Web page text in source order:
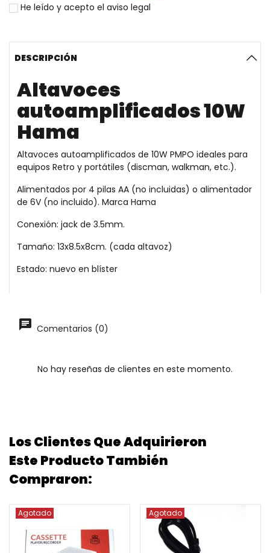
He leído y acepto el aviso legal
DESCRIPCIÓN
Altavoces
autoamplificados 10W
Hama
Altavoces autoamplificados de 10W PMPO ideales para
equipos Retro y portátiles (discman, walkman, etc.).
Alimentados por 4 pilas AA (no incluidas) o alimentador
de 6V (no incluido). Marca Hama
Conexión: jack de 3.5mm.
Tamaño: 13x8.5x8cm. (cada altavoz)
Estado: nuevo en blíster
Comentarios (0)
No hay reseñas de clientes en este momento.
Los Clientes Que Adquirieron
Este Producto También
Compraron:
Agotado Agotado